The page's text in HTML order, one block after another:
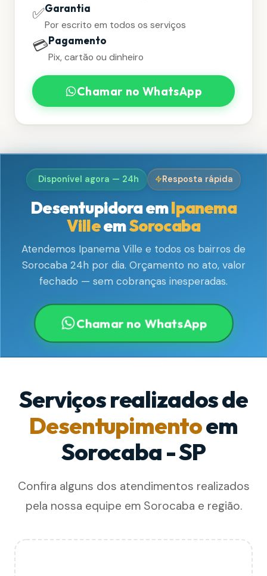
✅Garantia
Por escrito em todos os serviços
💳Pagamento
Pix, cartão ou dinheiro
Chamar no WhatsApp
Disponível agora — 24h Resposta rápida
Desentupidora emIpanema
VilleemSorocaba
Atendemos Ipanema Ville e todos os bairros de
Sorocaba 24h por dia. Orçamento no ato, valor
fechado — sem cobranças inesperadas.
Chamar no WhatsApp
Serviços realizados de
Desentupimentoem
Sorocaba - SP
Confira alguns dos atendimentos realizados
pela nossa equipe em Sorocaba e região.